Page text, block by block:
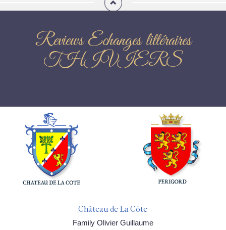
Reviews Echanges littéraires
THIVIERS
Château de La Côte
Family Olivier Guillaume